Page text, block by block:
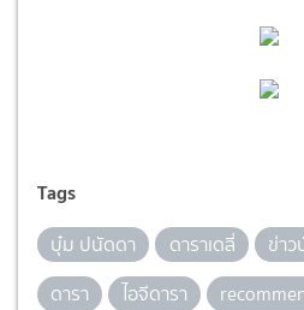
Tags
บุ๋ม ปนัดดา ดาราเดลี่ ข่าว
ดารา
ไอจีดารา